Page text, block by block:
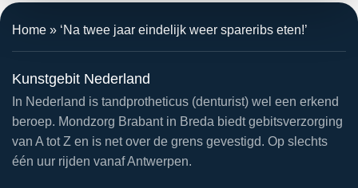
Home » ‘Na twee jaar eindelijk weer spareribs eten!’
Kunstgebit Nederland
In Nederland is tandprotheticus (denturist) wel een erkend
beroep. Mondzorg Brabant in Breda biedt gebitsverzorging
van A tot Z en is net over de grens gevestigd. Op slechts
één uur rijden vanaf Antwerpen.